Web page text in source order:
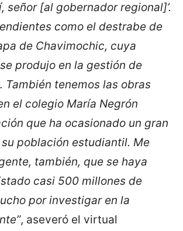
señor [al gobernador regional]’.
como el destrabe de
de Chavimochic, cuya
produjo en la gestión de
También tenemos las obras
el colegio María Negrón
que ha ocasionado un gran
población estudiantil. Me
también, que se haya
casi 500 millones de
por investigar en la
, aseveró el virtual